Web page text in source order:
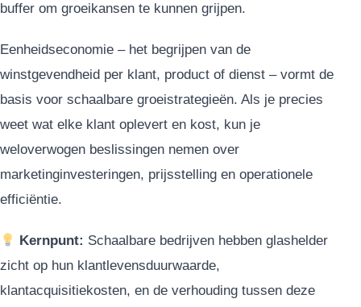
buffer om groeikansen te kunnen grijpen.
Eenheidseconomie – het begrijpen van de
winstgevendheid per klant, product of dienst – vormt de
basis voor schaalbare groeistrategieën. Als je precies
weet wat elke klant oplevert en kost, kun je
weloverwogen beslissingen nemen over
marketinginvesteringen, prijsstelling en operationele
efficiëntie.
Kernpunt: Schaalbare bedrijven hebben glashelder
zicht op hun klantlevensduurwaarde,
klantacquisitiekosten, en de verhouding tussen deze